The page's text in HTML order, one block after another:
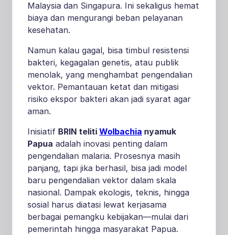
Malaysia dan Singapura. Ini sekaligus hemat
biaya dan mengurangi beban pelayanan
kesehatan.
Namun kalau gagal, bisa timbul resistensi
bakteri, kegagalan genetis, atau publik
menolak, yang menghambat pengendalian
vektor. Pemantauan ketat dan mitigasi
risiko ekspor bakteri akan jadi syarat agar
aman.
Inisiatif BRIN teliti Wolbachia nyamuk
Papua adalah inovasi penting dalam
pengendalian malaria. Prosesnya masih
panjang, tapi jika berhasil, bisa jadi model
baru pengendalian vektor dalam skala
nasional. Dampak ekologis, teknis, hingga
sosial harus diatasi lewat kerjasama
berbagai pemangku kebijakan—mulai dari
pemerintah hingga masyarakat Papua.